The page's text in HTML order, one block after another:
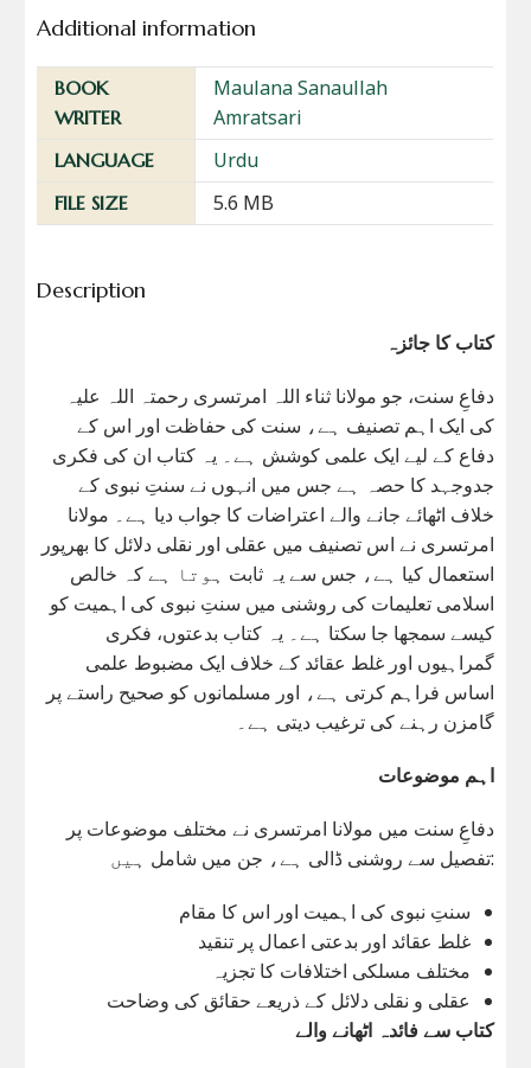
Additional information
BOOK
WRITER
Maulana Sanaullah
Amratsari
LANGUAGE Urdu
FILE SIZE 5.6 MB
Description
کتاب کا جائزہ
دفاعِ سنت، جو مولانا ثناء اللہ امرتسری رحمتہ اللہ علیہ
کی ایک اہم تصنیف ہے، سنت کی حفاظت اور اس کے
دفاع کے لیے ایک علمی کوشش ہے۔ یہ کتاب ان کی فکری
جدوجہد کا حصہ ہے جس میں انہوں نے سنتِ نبوی کے
خلاف اٹھائے جانے والے اعتراضات کا جواب دیا ہے۔ مولانا
امرتسری نے اس تصنیف میں عقلی اور نقلی دلائل کا بھرپور
استعمال کیا ہے، جس سے یہ ثابت ہوتا ہے کہ خالص
اسلامی تعلیمات کی روشنی میں سنتِ نبوی کی اہمیت کو
کیسے سمجھا جا سکتا ہے۔ یہ کتاب بدعتوں، فکری
گمراہیوں اور غلط عقائد کے خلاف ایک مضبوط علمی
اساس فراہم کرتی ہے، اور مسلمانوں کو صحیح راستے پر
گامزن رہنے کی ترغیب دیتی ہے۔
اہم موضوعات
دفاعِ سنت میں مولانا امرتسری نے مختلف موضوعات پر
تفصیل سے روشنی ڈالی ہے، جن میں شامل ہیں:
سنتِ نبوی کی اہمیت اور اس کا مقام
غلط عقائد اور بدعتی اعمال پر تنقید
مختلف مسلکی اختلافات کا تجزیہ
عقلی و نقلی دلائل کے ذریعے حقائق کی وضاحت
کتاب سے فائدہ اٹھانے والے